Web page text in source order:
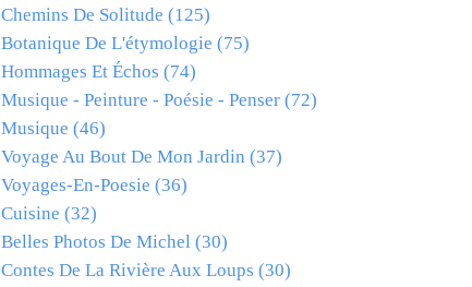
Chemins De Solitude (125)
Botanique De L'étymologie (75)
Hommages Et Échos (74)
Musique - Peinture - Poésie - Penser (72)
Musique (46)
Voyage Au Bout De Mon Jardin (37)
Voyages-En-Poesie (36)
Cuisine (32)
Belles Photos De Michel (30)
Contes De La Rivière Aux Loups (30)